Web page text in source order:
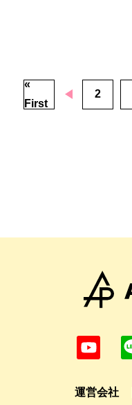
«
First
前のページへ
2
運営会社